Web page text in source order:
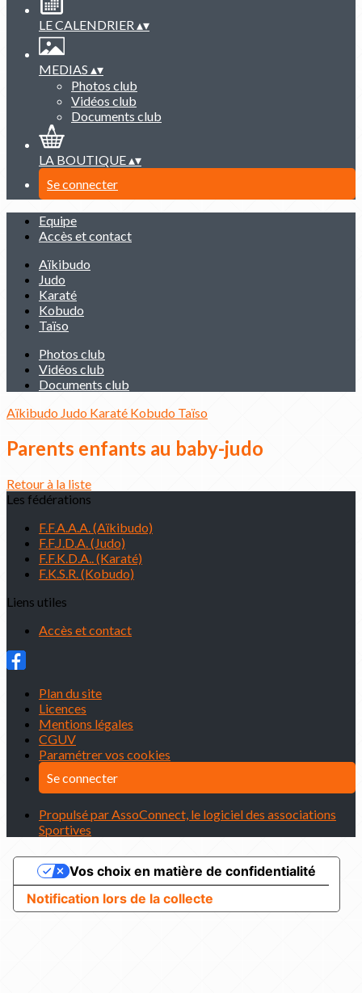
LE CALENDRIER▴▾
MEDIAS ▴▾
Photos club
Vidéos club
Documents club
LA BOUTIQUE▴▾
Se connecter
Equipe
Accès et contact
Aïkibudo
Judo
Karaté
Kobudo
Taïso
Photos club
Vidéos club
Documents club
Aïkibudo Judo Karaté Kobudo Taïso
Parents enfants au baby-judo
Retour à la liste
Les fédérations
F.F.A.A.A. (Aïkibudo)
F.F.J.D.A. (Judo)
F.F.K.D.A.. (Karaté)
F.K.S.R. (Kobudo)
Liens utiles
Accès et contact
Plan du site
Licences
Mentions légales
CGUV
Paramétrer vos cookies
Se connecter
Propulsé par AssoConnect, le logiciel des associations
Sportives
Notification lors de la collecte
Vos choix en matière de confidentialité